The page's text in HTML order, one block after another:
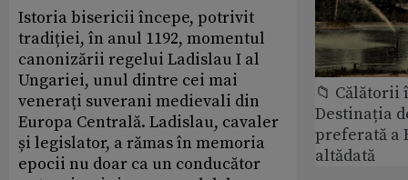
Istoria bisericii începe, potrivit
tradiției, în anul 1192, momentul
canonizării regelui Ladislau I al
Ungariei, unul dintre cei mai
venerați suverani medievali din
Europa Centrală. Ladislau, cavaler
și legislator, a rămas în memoria
epocii nu doar ca un conducător
📁 Călătorii
Destinația
preferată a
altădată